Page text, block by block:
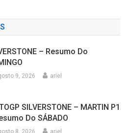
– Resumo Do
9, 2026 ariel
SILVERSTONE – MARTIN P1
Do SÁBADO
8, 2026 ariel